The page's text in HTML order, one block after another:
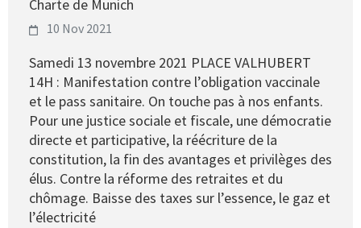
Charte de Munich
10 Nov 2021
Samedi 13 novembre 2021 PLACE VALHUBERT
14H : Manifestation contre l’obligation vaccinale
et le pass sanitaire. On touche pas à nos enfants.
Pour une justice sociale et fiscale, une démocratie
directe et participative, la réécriture de la
constitution, la fin des avantages et privilèges des
élus. Contre la réforme des retraites et du
chômage. Baisse des taxes sur l’essence, le gaz et
l’électricité